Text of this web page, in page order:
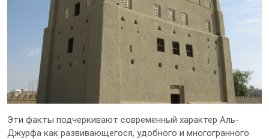
Эти факты подчеркивают современный характер Аль-
Джурфа как развивающегося, удобного и многогранного